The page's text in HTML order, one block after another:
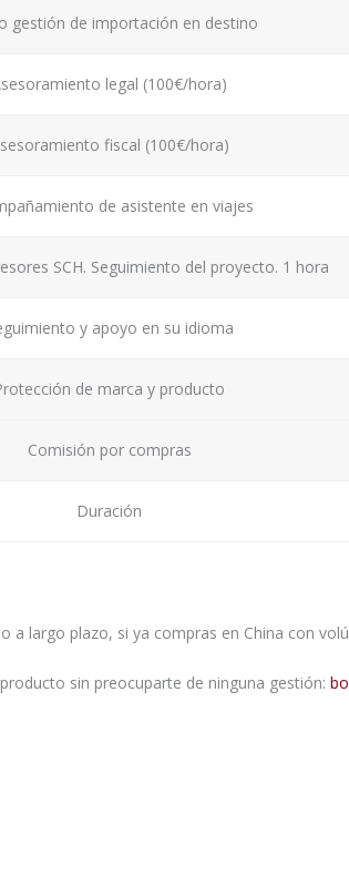
gestión de importación en destino
legal (100€/hora)
fiscal (100€/hora)
de asistente en viajes
SCH. Seguimiento del proyecto. 1 hora
y apoyo en su idioma
de marca y producto
Comisión por compras
Duración
a largo plazo, si ya compras en China con
sin preocuparte de ninguna gestión: